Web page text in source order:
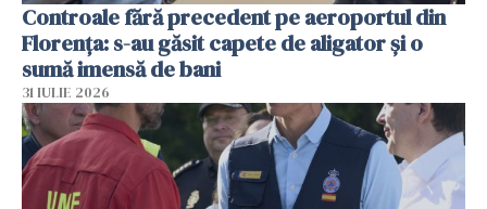
Controale fără precedent pe aeroportul din
Florența: s-au găsit capete de aligator și o
sumă imensă de bani
31 IULIE 2026